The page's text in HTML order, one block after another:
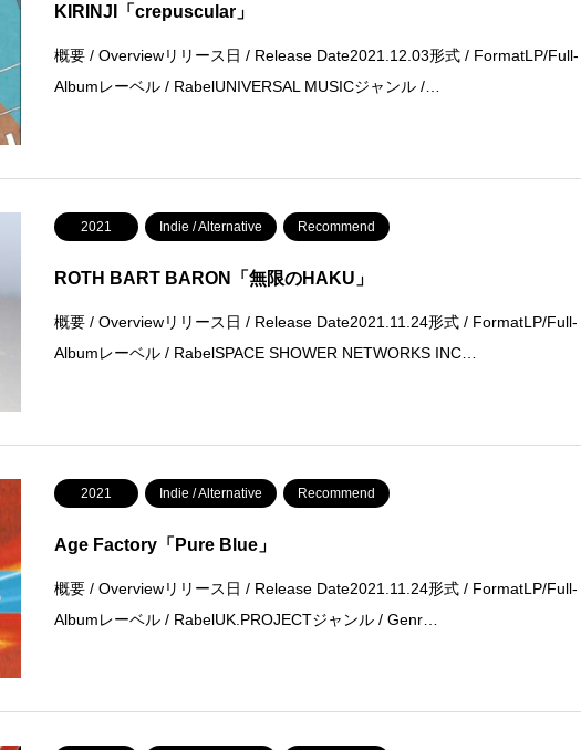
KIRINJI「crepuscular」
概要 / Overviewリリース日 / Release Date2021.12.03形式 / FormatLP/Full-
Albumレーベル / RabelUNIVERSAL MUSICジャンル /…
2021 Indie / Alternative Recommend
ROTH BART BARON「無限のHAKU」
概要 / Overviewリリース日 / Release Date2021.11.24形式 / FormatLP/Full-
Albumレーベル / RabelSPACE SHOWER NETWORKS INC…
2021 Indie / Alternative Recommend
Age Factory「Pure Blue」
概要 / Overviewリリース日 / Release Date2021.11.24形式 / FormatLP/Full-
Albumレーベル / RabelUK.PROJECTジャンル / Genr…